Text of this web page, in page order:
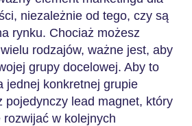
niezależnie od tego, czy są
rynku. Chociaż możesz
rodzajów, ważne jest, aby
grupy docelowej. Aby to
jednej konkretnej grupie
pojedynczy lead magnet, który
w kolejnych